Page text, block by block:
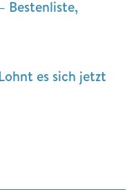
Bestenliste,
es sich jetzt